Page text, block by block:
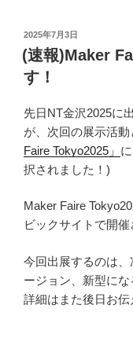
投
稿
日:
2025年7月3日
(速報)Maker
す！
先日NT金沢2025に
が、次回の展示活
Faire Tokyo2025」
択されました！)
Maker Faire
ビックサイトで開催
今回出展するのは
ージョン、新型にな
詳細はまた後日お伝